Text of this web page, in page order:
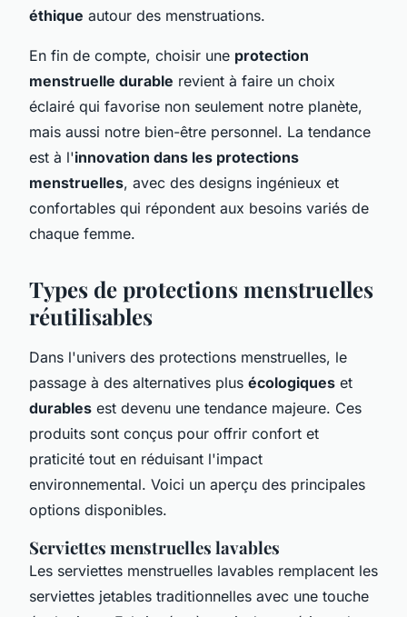
éthique autour des menstruations.
En fin de compte, choisir une protection
menstruelle durable revient à faire un choix
éclairé qui favorise non seulement notre planète,
mais aussi notre bien-être personnel. La tendance
est à l'innovation dans les protections
menstruelles, avec des designs ingénieux et
confortables qui répondent aux besoins variés de
chaque femme.
Types de protections menstruelles
réutilisables
Dans l'univers des protections menstruelles, le
passage à des alternatives plus écologiques et
durables est devenu une tendance majeure. Ces
produits sont conçus pour offrir confort et
praticité tout en réduisant l'impact
environnemental. Voici un aperçu des principales
options disponibles.
Serviettes menstruelles lavables
Les serviettes menstruelles lavables remplacent les
serviettes jetables traditionnelles avec une touche